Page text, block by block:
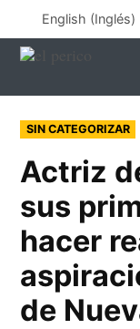
al
contenido
English (Inglés)
PUBLICADO
EN
SIN CATEGORIZAR
Actriz
sus
hacer
de